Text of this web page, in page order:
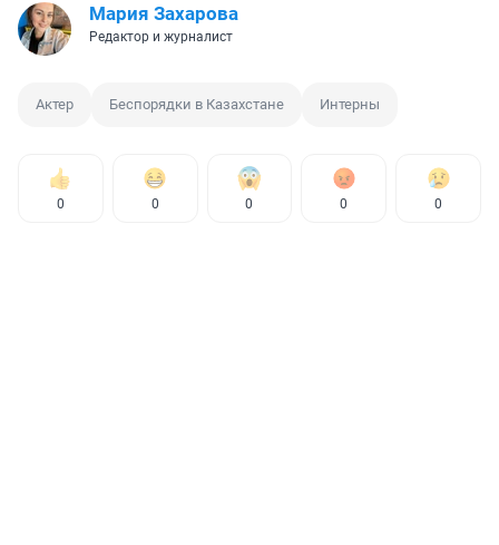
Мария Захарова
Редактор и журналист
Актер Беспорядки в Казахстане Интерны
0 0 0 0 0